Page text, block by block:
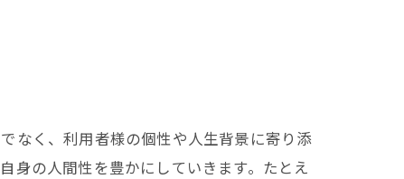
なく、利用者様の個性や人生背景に寄り添
身の人間性を豊かにしていきます。たとえ